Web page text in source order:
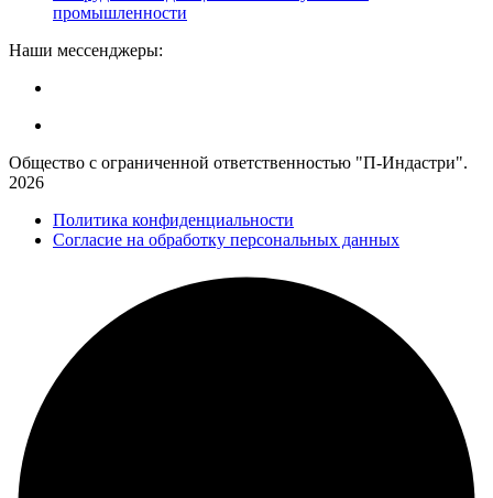
промышленности
Наши мессенджеры:
Общество с ограниченной ответственностью "П-Индастри".
2026
Политика конфиденциальности
Согласие на обработку персональных данных